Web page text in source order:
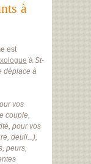
à
est
à St-
déplace à
vos
couple,
pour vos
deuil...),
peurs,